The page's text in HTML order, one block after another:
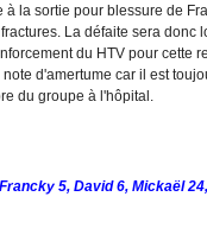
la sortie pour blessure de
La défaite sera donc
du HTV pour cette
d'amertume car il est
du groupe à l'hôpital.
5, David 6, Mickaël